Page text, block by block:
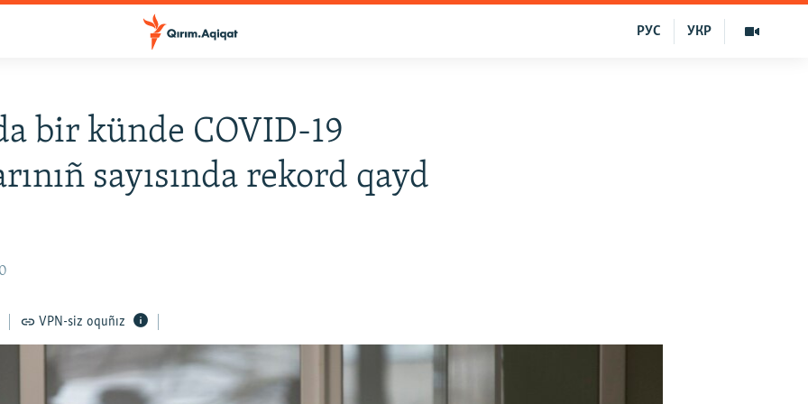
УКР
РУС
bir künde COVID-19
sayısında rekord qayd
VPN-siz oquñız